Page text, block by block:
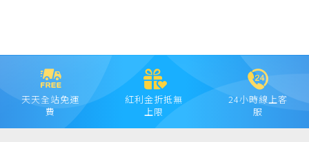
天天全站免運
費
紅利金折抵無
上限
24小時線上客
服